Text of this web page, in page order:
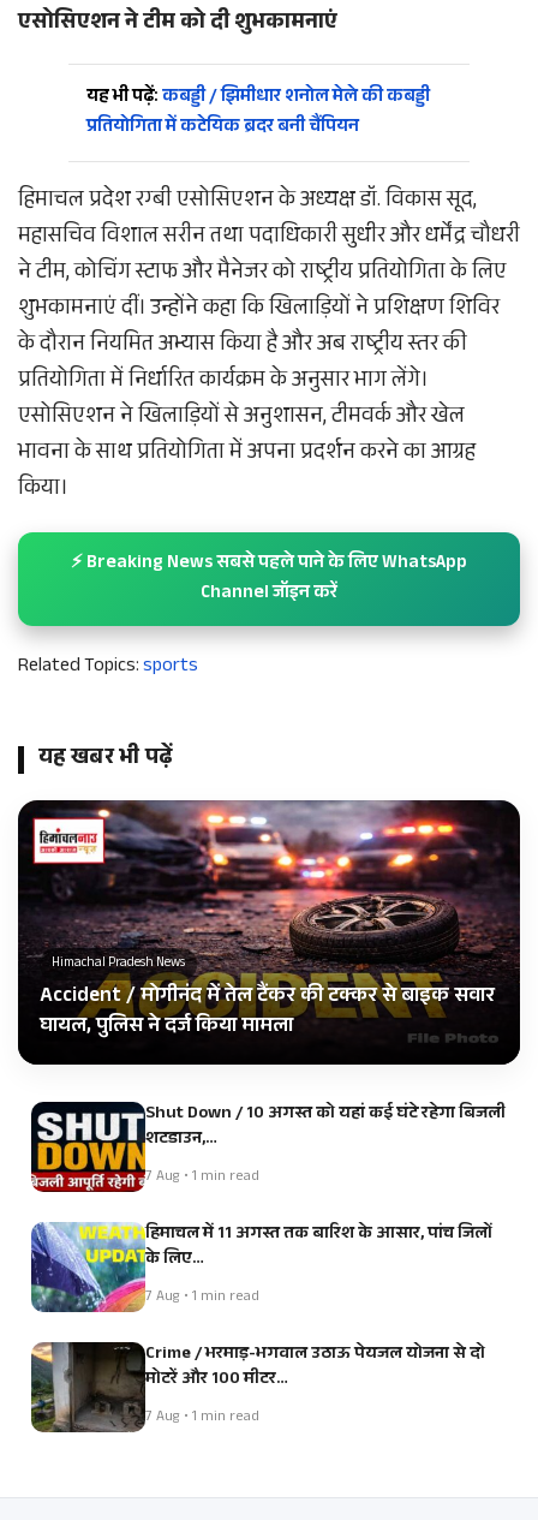
एसोसिएशन ने टीम को दी शुभकामनाएं
यह भी पढ़ें:कबड्डी / झिमीधार शनोल मेले की कबड्डी
प्रतियोगिता में कटेयिक ब्रदर बनी चैंपियन
हिमाचल प्रदेश रग्बी एसोसिएशन के अध्यक्ष डॉ. विकास सूद,
महासचिव विशाल सरीन तथा पदाधिकारी सुधीर और धर्मेंद्र चौधरी
ने टीम, कोचिंग स्टाफ और मैनेजर को राष्ट्रीय प्रतियोगिता के लिए
शुभकामनाएं दीं। उन्होंने कहा कि खिलाड़ियों ने प्रशिक्षण शिविर
के दौरान नियमित अभ्यास किया है और अब राष्ट्रीय स्तर की
प्रतियोगिता में निर्धारित कार्यक्रम के अनुसार भाग लेंगे।
एसोसिएशन ने खिलाड़ियों से अनुशासन, टीमवर्क और खेल
भावना के साथ प्रतियोगिता में अपना प्रदर्शन करने का आग्रह
किया।
⚡ Breaking News सबसे पहले पाने के लिए WhatsApp
Channel जॉइन करें
Related Topics:sports
यह खबर भी पढ़ें
Himachal Pradesh News
Accident / मोगीनंद में तेल टैंकर की टक्कर से बाइक सवार
घायल, पुलिस ने दर्ज किया मामला
Shut Down / 10 अगस्त को यहां कई घंटे रहेगा बिजली
शटडाउन,…
7 Aug • 1 min read
हिमाचल में 11 अगस्त तक बारिश के आसार, पांच जिलों
के लिए…
7 Aug • 1 min read
Crime / भरमाड़-भगवाल उठाऊ पेयजल योजना से दो
मोटरें और 100 मीटर…
7 Aug • 1 min read